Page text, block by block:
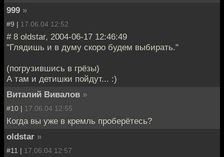
999 »
#9 | 17.06.04 12:52
# 8 oldstar, 2004-06-17 12:46:49
"Глядишь и в думу скоро будем выбирать."
(погрузившись в грёзы)
А там и детишки пойдут... :)
Виталий Вивалов »
#10 | 17.06.04 12:55
Когда вы уже в кремль проберётесь?
oldstar »
#11 | 17.06.04 12:57